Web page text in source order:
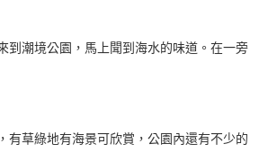
到潮境公園，馬上聞到海水的味道。在一旁
有草綠地有海景可欣賞，公園內還有不少的